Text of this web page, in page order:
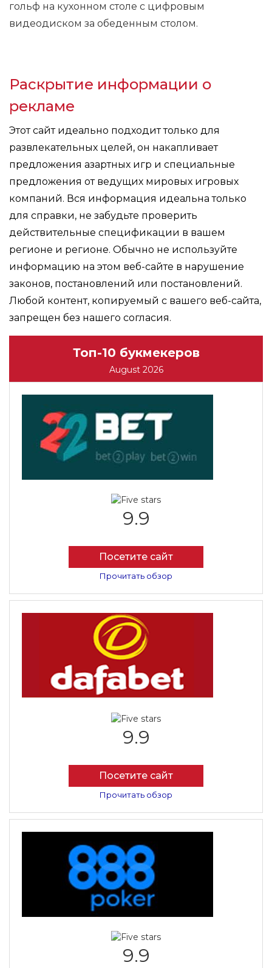
гольф на кухонном столе с цифровым
видеодиском за обеденным столом.
Раскрытие информации о
рекламе
Этот сайт идеально подходит только для
развлекательных целей, он накапливает
предложения азартных игр и специальные
предложения от ведущих мировых игровых
компаний. Вся информация идеальна только
для справки, не забудьте проверить
действительные спецификации в вашем
регионе и регионе. Обычно не используйте
информацию на этом веб-сайте в нарушение
законов, постановлений или постановлений.
Любой контент, копируемый с вашего веб-сайта,
запрещен без нашего согласия.
Топ-10 букмекеров
August 2026
9.9
Посетите сайт
Прочитать обзор
9.9
Посетите сайт
Прочитать обзор
9.9